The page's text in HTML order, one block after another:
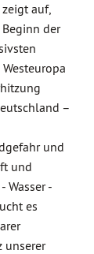
auf,
der
–
und
und
Wasser -
es
unserer